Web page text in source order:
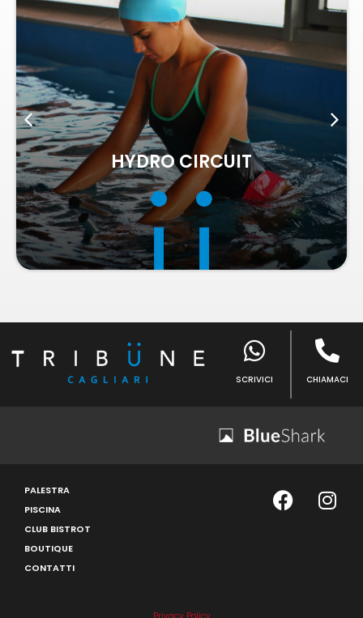
ACQUAGYM
SCRIVICI CHIAMACI
PALESTRA
PISCINA
CLUB BISTROT
BOUTIQUE
CONTATTI